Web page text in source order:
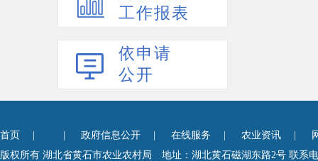
工作报表
依申请
公开
首页 政府信息公开 在线服务 农业资讯
版权所有 湖北省黄石市农业农村局 地址：湖北黄石磁湖东路2号 联系电